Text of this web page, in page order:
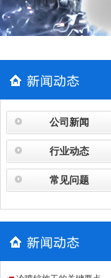
公司新闻
行业动态
常见问题